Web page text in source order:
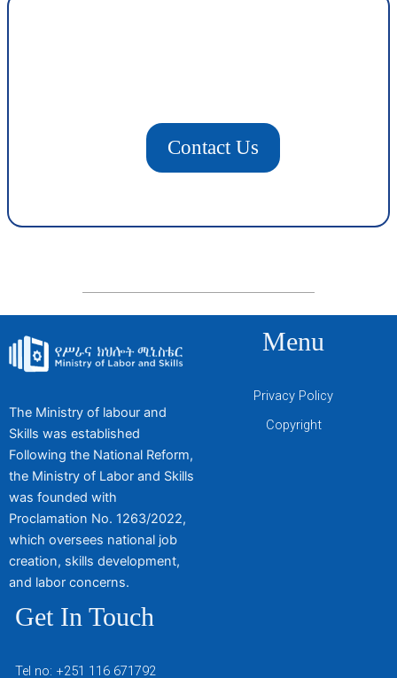
Contact Us
The Ministry of labour and
Skills was established
Following the National Reform,
the Ministry of Labor and Skills
was founded with
Proclamation No. 1263/2022,
which oversees national job
creation, skills development,
and labor concerns.
Menu
Privacy Policy
Copyright
Get In Touch
Tel no: +251 116 671792